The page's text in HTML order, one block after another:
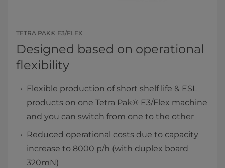
TETRA PAK® E3/FLEX
Designed based on operational
flexibility
Flexible production of short shelf life & ESL
products on one Tetra Pak® E3/Flex machine
and you can switch from one to the other
Reduced operational costs due to capacity
increase to 8000 p/h (with duplex board
320mN)